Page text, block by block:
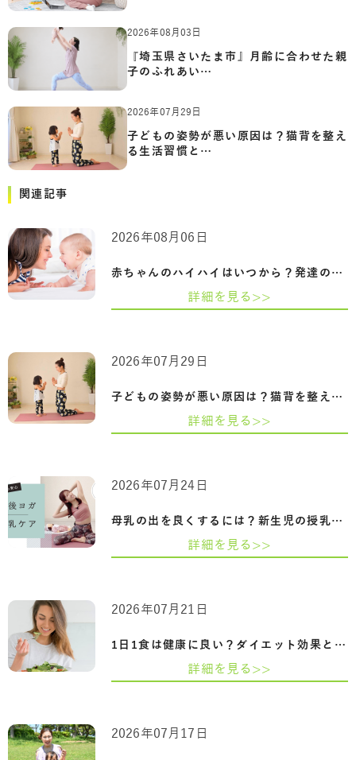
2026年08月03日
『埼玉県さいたま市』月齢に合わせた親
子のふれあい…
2026年07月29日
子どもの姿勢が悪い原因は？猫背を整え
る生活習慣と…
関連記事
赤ちゃんのハイハイはいつから？発達の目…
2026年08月06日
詳細を見る>>
子どもの姿勢が悪い原因は？猫背を整える…
2026年07月29日
詳細を見る>>
母乳の出を良くするには？新生児の授乳回…
2026年07月24日
詳細を見る>>
1日1食は健康に良い？ダイエット効果とメ…
2026年07月21日
詳細を見る>>
2026年07月17日